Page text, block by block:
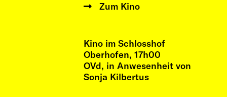
Zum Kino
Kino im Schlosshof
Oberhofen, 17h00
OVd, in Anwesenheit von
Sonja Kilbertus